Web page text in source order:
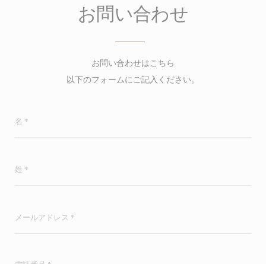
お問い合わせ
お問い合わせはこちら
以下のフォームにご記入ください。